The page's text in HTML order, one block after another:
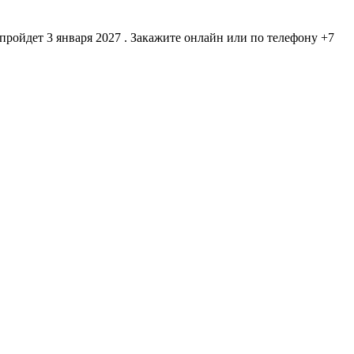
3 января 2027 . Закажите онлайн или по телефону +7